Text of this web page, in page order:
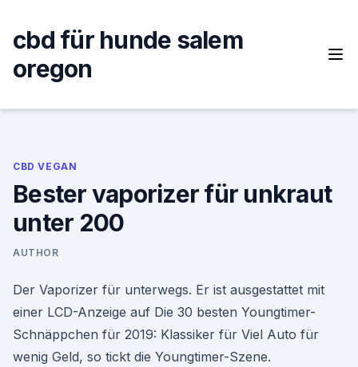
content
cbd für hunde salem
oregon
CBD VEGAN
Bester vaporizer für unkraut
unter 200
AUTHOR
Der Vaporizer für unterwegs. Er ist ausgestattet mit
einer LCD-Anzeige auf Die 30 besten Youngtimer-
Schnäppchen für 2019: Klassiker für Viel Auto für
wenig Geld, so tickt die Youngtimer-Szene.